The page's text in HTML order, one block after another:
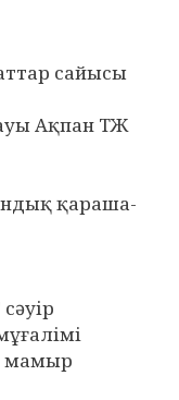
сайысы
Ақпан ТЖ
қараша-
мамыр